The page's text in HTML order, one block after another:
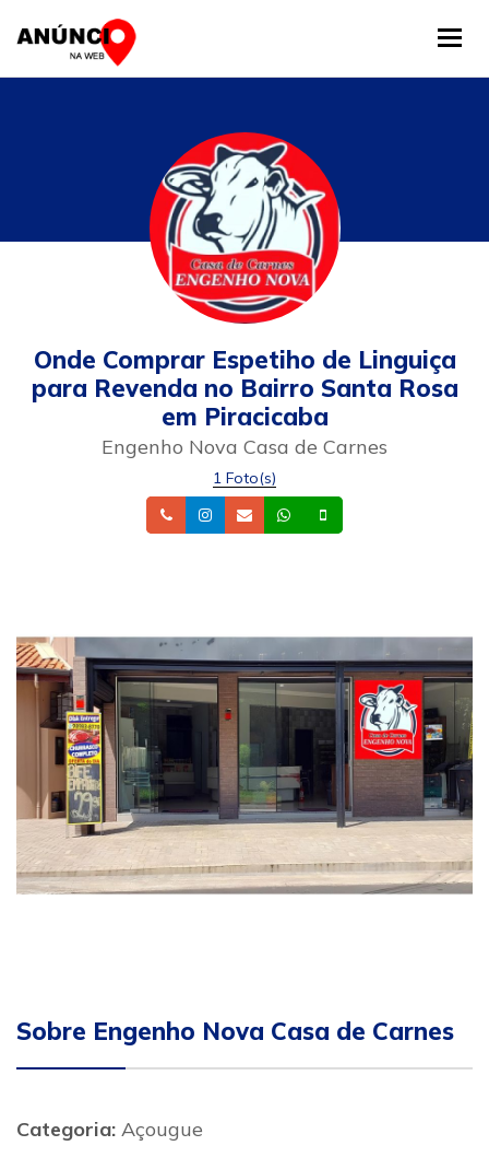
Onde Comprar Espetiho de Linguiça
para Revenda no Bairro Santa Rosa
em Piracicaba
Engenho Nova Casa de Carnes
1 Foto(s)
TelefoneInstagram
Email Whatsapp
Sobre Engenho Nova Casa de Carnes
Categoria: Açougue